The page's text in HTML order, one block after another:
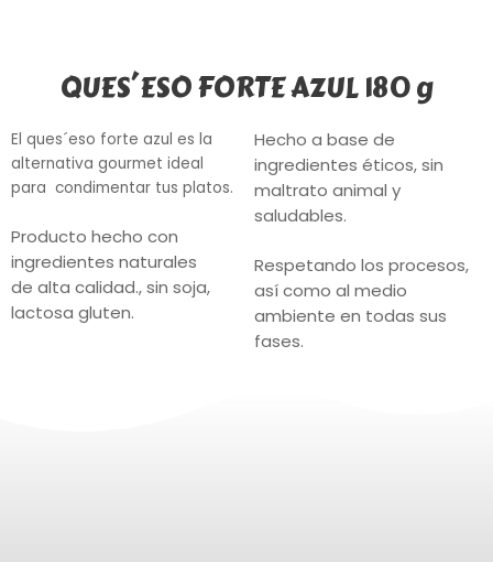
QUES´ESO FORTE AZUL 180 g
El ques´eso forte azul es la
alternativa gourmet ideal
para condimentar tus platos.
Producto hecho con
ingredientes naturales
de alta calidad., sin soja,
lactosa gluten.
Hecho a base de
ingredientes éticos, sin
maltrato animal y
saludables.
Respetando los procesos,
así como al medio
ambiente en todas sus
fases.